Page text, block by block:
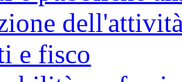
e fisco